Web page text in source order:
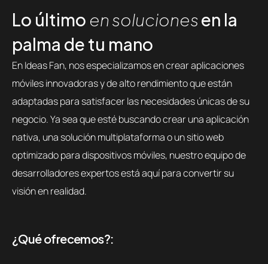
Lo último en solucionesen la
palma de tu mano
En Ideas Fan, nos especializamos en crear aplicaciones
móviles innovadoras y de alto rendimiento que están
adaptadas para satisfacer las necesidades únicas de su
negocio. Ya sea que esté buscando crear una aplicación
nativa, una solución multiplataforma o un sitio web
optimizado para dispositivos móviles, nuestro equipo de
desarrolladores expertos está aquí para convertir su
visión en realidad.
¿Qué ofrecemos?: